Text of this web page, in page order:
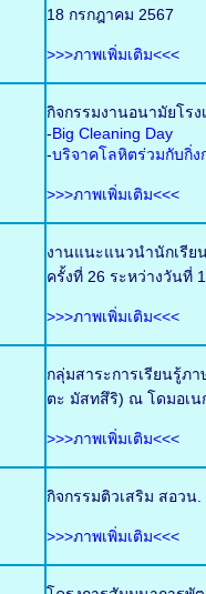
18 กรกฎาคม 2567
>>>ภาพเพิ่มเติม<<<
กิจกรรมงานอนามัยโรง
-Big Cleaning Day
-บริจาคโลหิตร่วมกับกิ่ง
>>>ภาพเพิ่มเติม<<<
งานแนะแนวนำนักเรีย
ครั้งที่ 26 ระหว่างวันที่
>>>ภาพเพิ่มเติม<<<
กลุ่มสาระการเรียนรู้ภา
ตะ มัสทสึริ) ณ โดมอเน
>>>ภาพเพิ่มเติม<<<
กิจกรรมติวเสริม สอวน.
>>>ภาพเพิ่มเติม<<<